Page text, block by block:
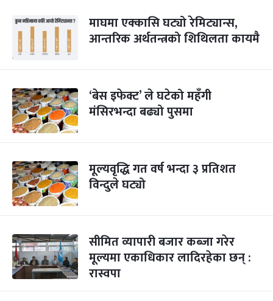
माघमा एक्कासि घट्यो रेमिट्यान्स,
आन्तरिक अर्थतन्त्रको शिथिलता कायमै
‘बेस इफेक्ट’ ले घटेको महँगी
मंसिरभन्दा बढ्यो पुसमा
मूल्यवृद्धि गत वर्ष भन्दा ३ प्रतिशत
विन्दुले घट्यो
सीमित व्यापारी बजार कब्जा गरेर
मूल्यमा एकाधिकार लादिरहेका छन् :
रास्वपा